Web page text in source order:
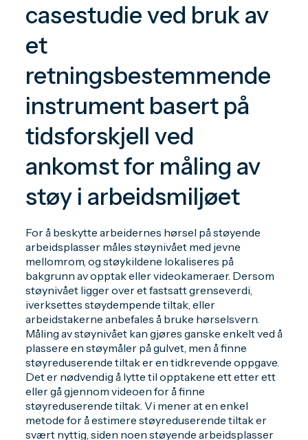
casestudie ved bruk av
et
retningsbestemmende
instrument basert på
tidsforskjell ved
ankomst for måling av
støy i arbeidsmiljøet
For å beskytte arbeidernes hørsel på støyende
arbeidsplasser måles støynivået med jevne
mellomrom, og støykildene lokaliseres på
bakgrunn av opptak eller videokameraer. Dersom
støynivået ligger over et fastsatt grenseverdi,
iverksettes støydempende tiltak, eller
arbeidstakerne anbefales å bruke hørselsvern.
Måling av støynivået kan gjøres ganske enkelt ved å
plassere en støymåler på gulvet, men å finne
støyreduserende tiltak er en tidkrevende oppgave.
Det er nødvendig å lytte til opptakene ett etter ett
eller gå gjennom videoen for å finne
støyreduserende tiltak. Vi mener at en enkel
metode for å estimere støyreduserende tiltak er
svært nyttig, siden noen støyende arbeidsplasser